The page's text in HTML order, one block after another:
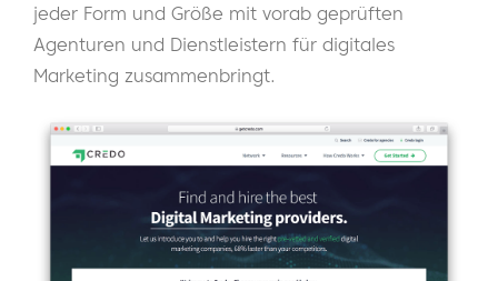
jeder Form und Größe mit vorab geprüften
Agenturen und Dienstleistern für digitales
Marketing zusammenbringt.